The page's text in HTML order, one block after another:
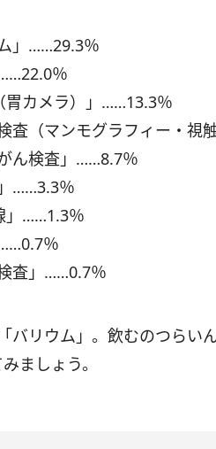
」……29.3％
％
カメラ）」……13.3％
査（マンモグラフィー・視
ん検査」……8.7％
……3.3％
」……1.3％
％
査」……0.7％
バリウム」。飲むのつら
ましょう。